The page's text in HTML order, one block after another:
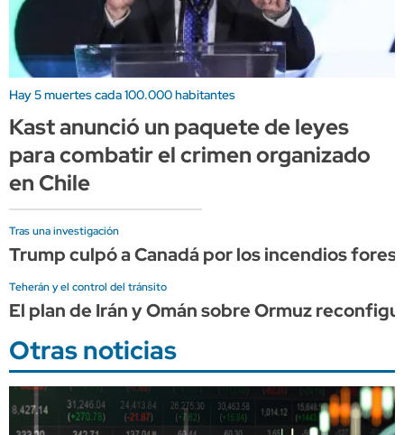
Hay 5 muertes cada 100.000 habitantes
Kast anunció un paquete de leyes
para combatir el crimen organizado
en Chile
Tras una investigación
Trump culpó a Canadá por los incendios
Teherán y el control del tránsito
El plan de Irán y Omán sobre Ormuz
Otras noticias